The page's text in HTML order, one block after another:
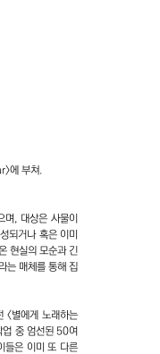
에 부쳐.
, 대상은 사물이
되거나 혹은 이미
현실의 모순과 긴
는 매체를 통해 집
<별에게 노래하는
중 엄선된 50여
들은 이미 또 다른